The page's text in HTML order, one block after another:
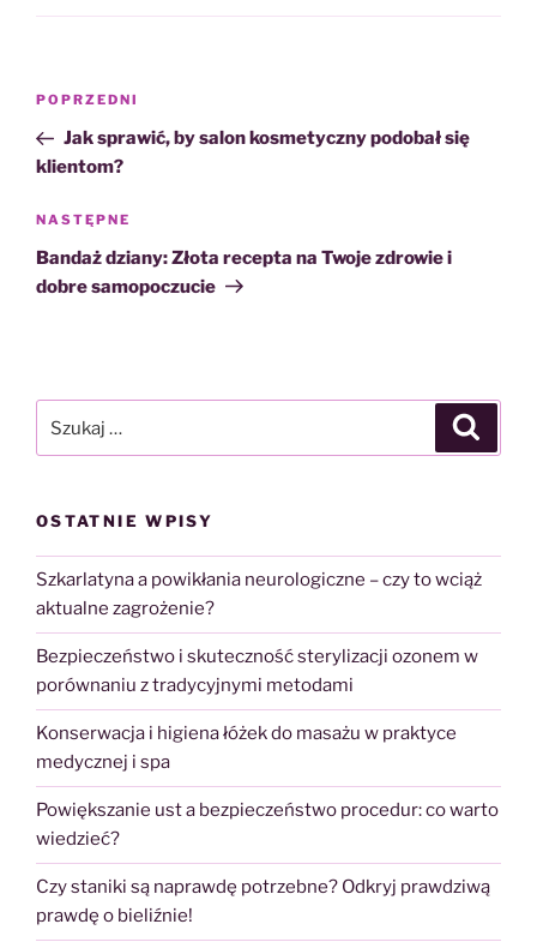
Nawigacja
Poprzedni
wpis
POPRZEDNI
Jak sprawić, by salon kosmetyczny podobał się
klientom?
Następny
wpis
NASTĘPNE
Bandaż dziany: Złota recepta na Twoje zdrowie i
dobre samopoczucie
OSTATNIE WPISY
Szkarlatyna a powikłania neurologiczne – czy to wciąż
aktualne zagrożenie?
Bezpieczeństwo i skuteczność sterylizacji ozonem w
porównaniu z tradycyjnymi metodami
Konserwacja i higiena łóżek do masażu w praktyce
medycznej i spa
Powiększanie ust a bezpieczeństwo procedur: co warto
wiedzieć?
Czy staniki są naprawdę potrzebne? Odkryj prawdziwą
prawdę o bieliźnie!